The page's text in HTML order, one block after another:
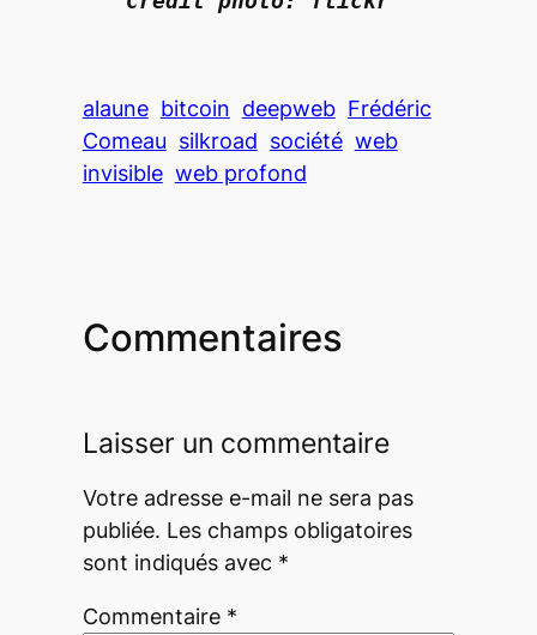
alaune bitcoin deepweb Frédéric
Comeau silkroad société web
invisible web profond
Commentaires
Laisser un commentaire
Votre adresse e-mail ne sera pas
publiée. Les champs obligatoires
sont indiqués avec *
Commentaire *